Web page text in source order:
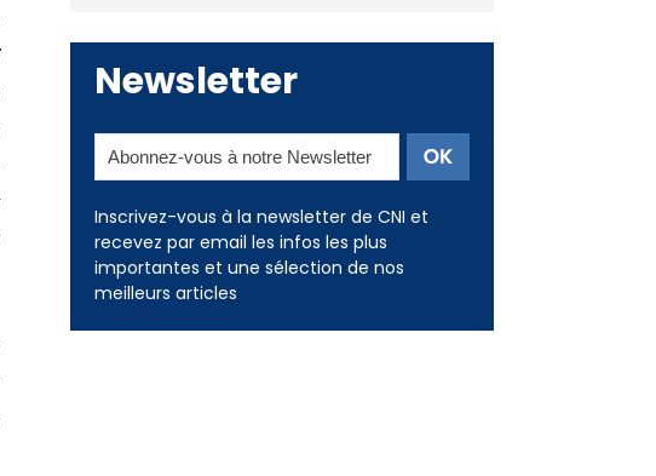
Newsletter
Inscrivez-vous à la newsletter de CNI et
recevez par email les infos les plus
importantes et une sélection de nos
meilleurs articles